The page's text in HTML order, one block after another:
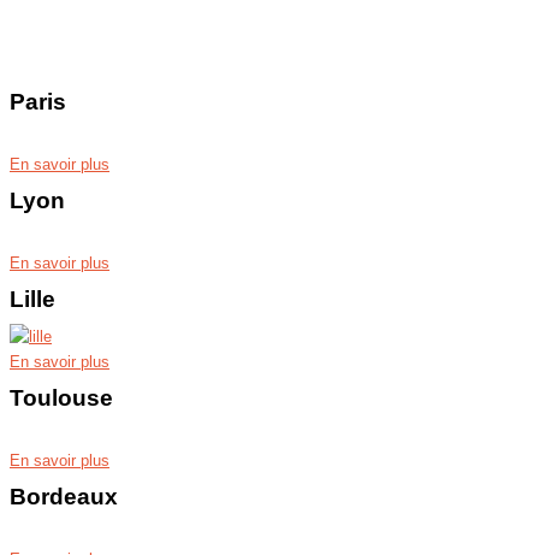
Paris
En savoir plus
Lyon
En savoir plus
Lille
En savoir plus
Toulouse
En savoir plus
Bordeaux